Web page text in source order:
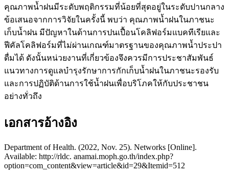
คุณภาพน้ำฝนมีระดับพฤติกรรมที่น้อยที่สุดอยู่ในระดับปานกลาง
ข้อเสนอจากการวิจัยในครั้งนี้ พบว่า คุณภาพน้ำฝนในภาชนะ
เก็บน้ำฝน มีปัญหาในด้านการปนเปื้อนโคลิฟอร์มแบคทีเรียและ
ฟีคัลโคลิฟอร์มที่ไม่ผ่านเกณฑ์มาตรฐานของคุณภาพน้ำประปา
ดื่มได้ ดังนั้นหน่วยงานที่เกี่ยวข้องจึงควรมีการประชาสัมพันธ์
แนวทางการดูแลบำรุงรักษาการกักเก็บน้ำฝนในภาชนะรองรับ
และการปฏิบัติด้านการใช้น้ำฝนเพื่อบริโภคให้กับประชาชน
อย่างทั่วถึง
เอกสารอ้างอิง
Department of Health. (2022, Nov. 25). Networks [Online].
Available: http://rldc. anamai.moph.go.th/index.php?
option=com_content&view=article&id=29&Itemid=512